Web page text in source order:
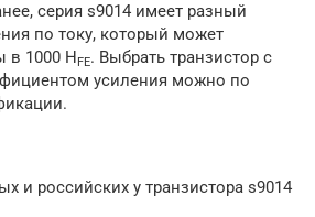
серия s9014 имеет разный
по току, который может
в 1000 H FE. Выбрать транзистор с
усиления можно по
и российских у транзистора s9014